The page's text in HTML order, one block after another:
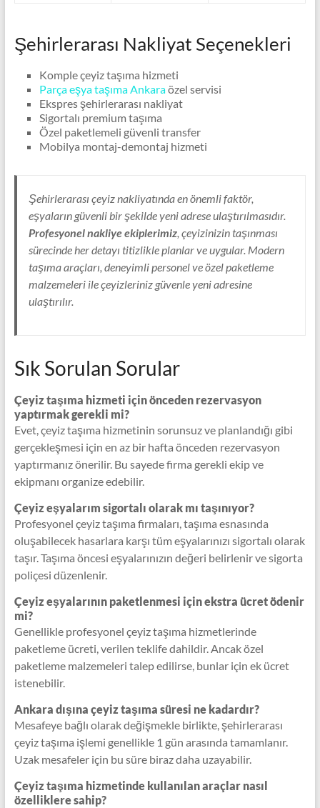
Şehirlerarası Nakliyat Seçenekleri
Komple çeyiz taşıma hizmeti
Parça eşya taşıma Ankaraözel servisi
Ekspres şehirlerarası nakliyat
Sigortalı premium taşıma
Özel paketlemeli güvenli transfer
Mobilya montaj-demontaj hizmeti
Şehirlerarası çeyiz nakliyatında en önemli faktör,
eşyaların güvenli bir şekilde yeni adrese ulaştırılmasıdır.
Profesyonel nakliye ekiplerimiz, çeyizinizin taşınması
sürecinde her detayı titizlikle planlar ve uygular. Modern
taşıma araçları, deneyimli personel ve özel paketleme
malzemeleri ile çeyizleriniz güvenle yeni adresine
ulaştırılır.
Sık Sorulan Sorular
Çeyiz taşıma hizmeti için önceden rezervasyon
yaptırmak gerekli mi?
Evet, çeyiz taşıma hizmetinin sorunsuz ve planlandığı gibi
gerçekleşmesi için en az bir hafta önceden rezervasyon
yaptırmanız önerilir. Bu sayede firma gerekli ekip ve
ekipmanı organize edebilir.
Çeyiz eşyalarım sigortalı olarak mı taşınıyor?
Profesyonel çeyiz taşıma firmaları, taşıma esnasında
oluşabilecek hasarlara karşı tüm eşyalarınızı sigortalı olarak
taşır. Taşıma öncesi eşyalarınızın değeri belirlenir ve sigorta
poliçesi düzenlenir.
Çeyiz eşyalarının paketlenmesi için ekstra ücret ödenir
mi?
Genellikle profesyonel çeyiz taşıma hizmetlerinde
paketleme ücreti, verilen teklife dahildir. Ancak özel
paketleme malzemeleri talep edilirse, bunlar için ek ücret
istenebilir.
Ankara dışına çeyiz taşıma süresi ne kadardır?
Mesafeye bağlı olarak değişmekle birlikte, şehirlerarası
çeyiz taşıma işlemi genellikle 1 gün arasında tamamlanır.
Uzak mesafeler için bu süre biraz daha uzayabilir.
Çeyiz taşıma hizmetinde kullanılan araçlar nasıl
özelliklere sahip?